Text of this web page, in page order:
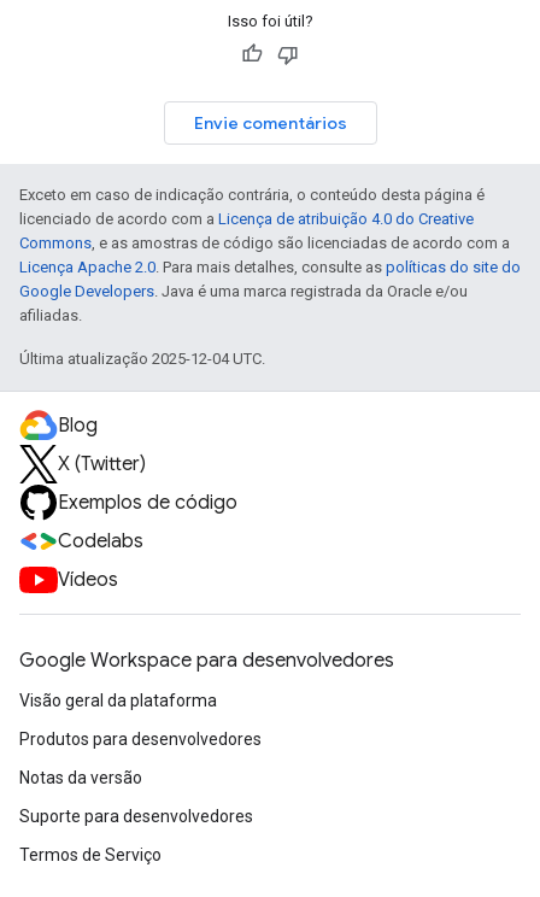
Isso foi útil?
Envie comentários
Exceto em caso de indicação contrária, o conteúdo desta página é
licenciado de acordo com a Licença de atribuição 4.0 do Creative
Commons, e as amostras de código são licenciadas de acordo com a
Licença Apache 2.0. Para mais detalhes, consulte as políticas do site do
Google Developers. Java é uma marca registrada da Oracle e/ou
afiliadas.
Última atualização 2025-12-04 UTC.
Blog
X (Twitter)
Exemplos de código
Codelabs
Vídeos
Google Workspace para desenvolvedores
Visão geral da plataforma
Produtos para desenvolvedores
Notas da versão
Suporte para desenvolvedores
Termos de Serviço